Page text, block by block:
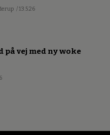
/ 13.5.26
på vej med ny woke